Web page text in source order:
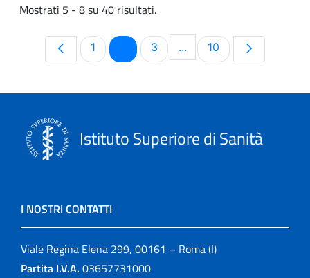
Mostrati 5 - 8 su 40 risultati.
Pagina
1 PaginaPagina
3 ...Pagine intermedie Use
Pagina
10
Istituto Superiore di Sanità
I NOSTRI CONTATTI
Viale Regina Elena 299, 00161 – Roma (I)
Partita I.V.A. 03657731000